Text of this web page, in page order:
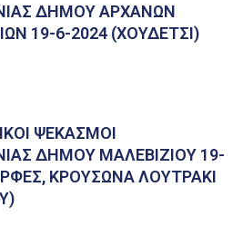
ΔΗΜΟΥ ΑΡΧΑΝΩΝ
19-6-2024 (ΧΟΥΔΕΤΣΙ)
ΨΕΚΑΣΜΟΙ
ΔΗΜΟΥ ΜΑΛΕΒΙΖΙΟΥ 19-
ΚΡΟΥΣΩΝΑ ΛΟΥΤΡΑΚΙ